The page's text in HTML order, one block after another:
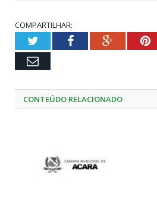
COMPARTILHAR:
TwitterFacebookGoogle+
Email
CONTEÚDO RELACIONADO